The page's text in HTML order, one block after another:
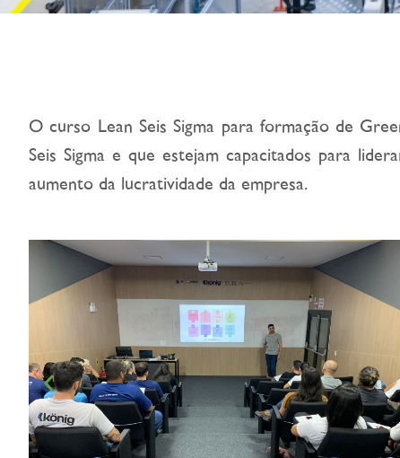
O curso Lean Seis Sigma para formação de
Seis Sigma e que estejam capacitados para
aumento da lucratividade da empresa.